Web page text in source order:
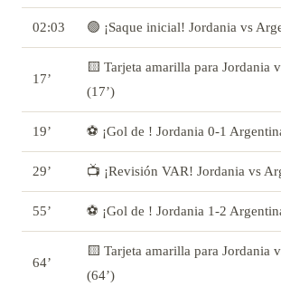
02:03 🟢 ¡Saque inicial! Jordania vs
17’
🟨 Tarjeta amarilla para Jordania
(17’)
19’ ⚽ ¡Gol de ! Jordania 0-1
29’ 📺 ¡Revisión VAR! Jordania vs
55’ ⚽ ¡Gol de ! Jordania 1-2
64’
🟨 Tarjeta amarilla para Jordania
(64’)